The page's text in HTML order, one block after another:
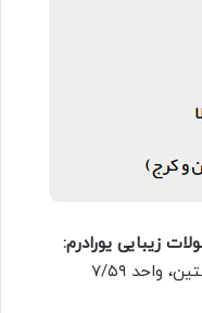
زیبایی یورادرم:
واحد ۷/۵۹